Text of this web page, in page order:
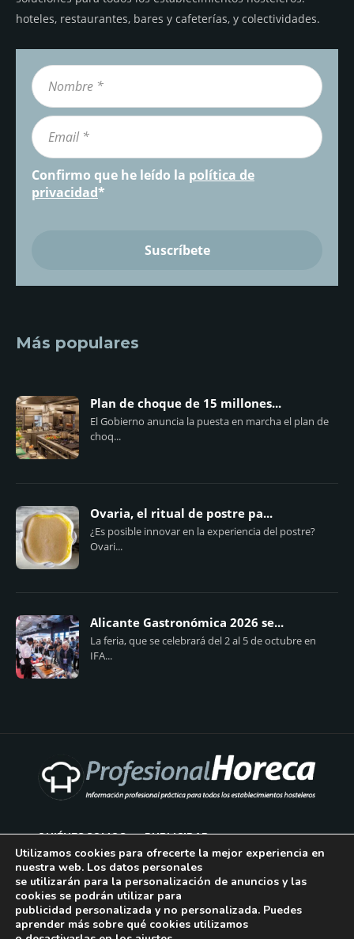
hoteles, restaurantes, bares y cafeterías, y colectividades.
Confirmo que he leído la política de
privacidad*
Más populares
Plan de choque de 15 millones...
El Gobierno anuncia la puesta en marcha el plan de
choq...
Ovaria, el ritual de postre pa...
¿Es posible innovar en la experiencia del postre?
Ovari...
Alicante Gastronómica 2026 se...
La feria, que se celebrará del 2 al 5 de octubre en
IFA...
QUIÉNES SOMOS PUBLICIDAD
AVISO LEGAL
POLÍTICA DE COOKIES
POLÍTICA DE PRIVACIDAD
Utilizamos cookies para ofrecerte la mejor experiencia en
nuestra web. Los datos personales
se utilizarán para la personalización de anuncios y las
cookies se podrán utilizar para
publicidad personalizada y no personalizada. Puedes
aprender más sobre qué cookies utilizamos